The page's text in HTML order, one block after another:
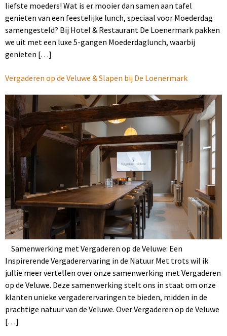
liefste moeders! Wat is er mooier dan samen aan tafel
genieten van een feestelijke lunch, speciaal voor Moederdag
samengesteld? Bij Hotel & Restaurant De Loenermark pakken
we uit met een luxe 5-gangen Moederdaglunch, waarbij
genieten […]
Vergaderen op de Veluwe & Slapen bij De Loenermark
Samenwerking met Vergaderen op de Veluwe: Een
Inspirerende Vergaderervaring in de Natuur Met trots wil ik
jullie meer vertellen over onze samenwerking met Vergaderen
op de Veluwe. Deze samenwerking stelt ons in staat om onze
klanten unieke vergaderervaringen te bieden, midden in de
prachtige natuur van de Veluwe.​ Over Vergaderen op de Veluwe
[…]